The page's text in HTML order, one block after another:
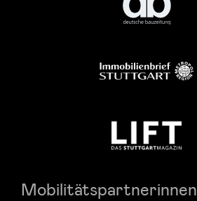
Mobilitätspartnerinnen